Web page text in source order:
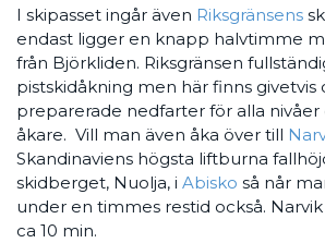
I skipasset ingår även Riksgränsens
endast ligger en knapp halvtimme
från Björkliden. Riksgränsen
pistskidåkning men här finns givetvis
preparerade nedfarter för alla
åkare. Vill man även åka över till
Skandinaviens högsta liftburna
skidberget, Nuolja, i Abisko så når
under en timmes restid också.
ca 10 min.